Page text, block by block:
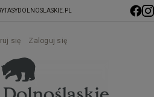
się Zaloguj się